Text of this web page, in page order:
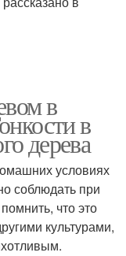
в
в
дерева
условиях
соблюдать при
что это
культурами,